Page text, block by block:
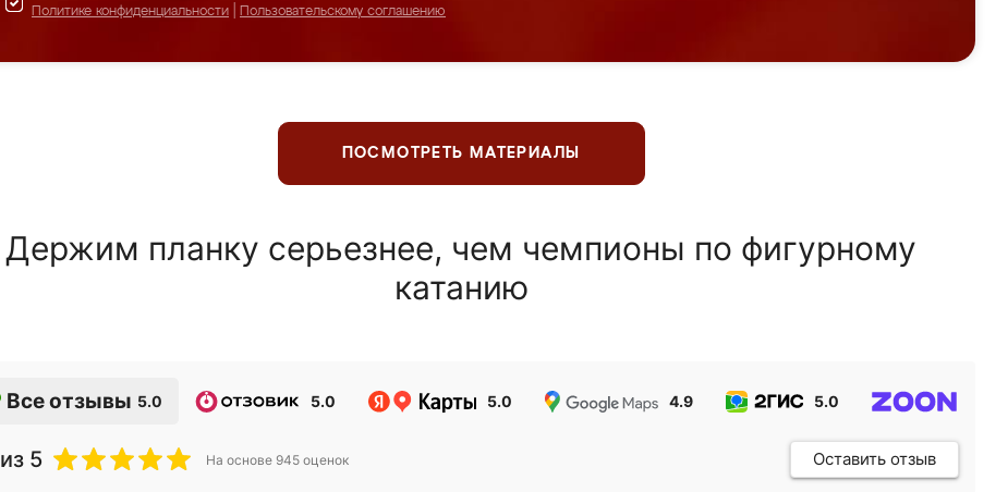
Политике конфиденциальности
Пользовательскому соглашению
ПОСМОТРЕТЬ МАТЕРИАЛЫ
Держим планку серьезнее, чем чемпионы по фигурному
катанию
Все отзывы 5.0 5.0 5.0 4.9 5.0
из 5 На основе 945 оценок Оставить отзыв